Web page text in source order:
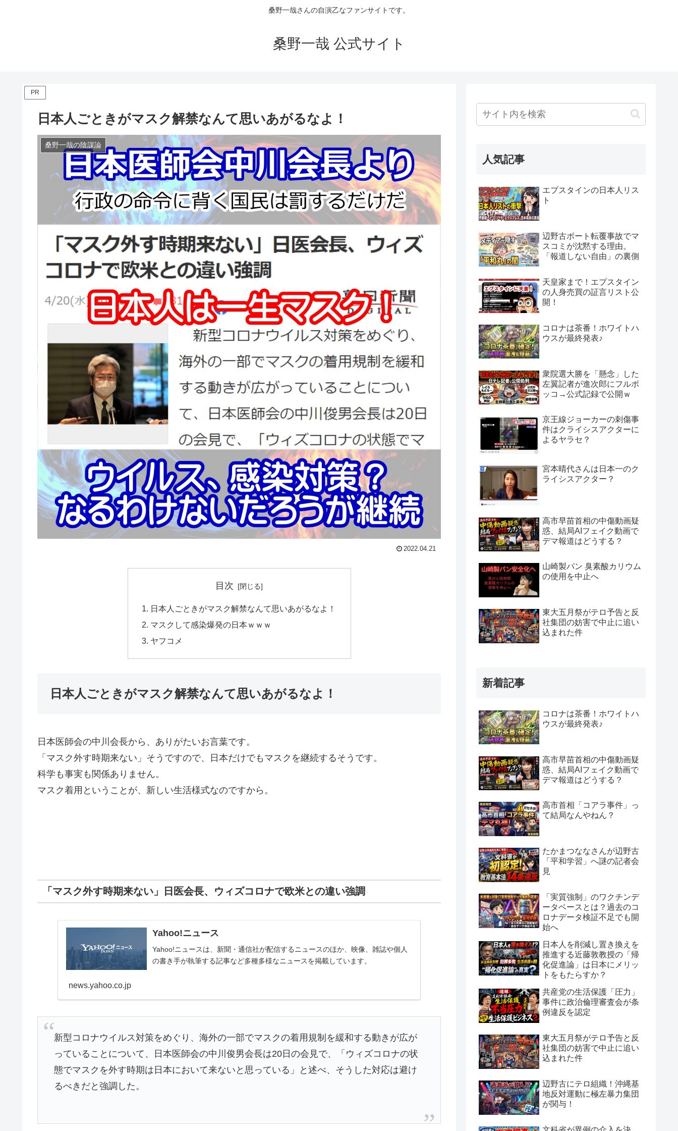
桑野一哉さんの自演乙なファンサイトです。
桑野一哉 公式サイト
PR
日本人ごときがマスク解禁なんて思いあがるなよ！
桑野一哉の陰謀論
2022.04.21
目次
日本人ごときがマスク解禁なんて思いあがるなよ！
マスクして感染爆発の日本ｗｗｗ
ヤフコメ
日本人ごときがマスク解禁なんて思いあがるなよ！
日本医師会の中川会長から、ありがたいお言葉です。
「マスク外す時期来ない」そうですので、日本だけでもマスクを継続するそうです。
科学も事実も関係ありません。
マスク着用ということが、新しい生活様式なのですから。
「マスク外す時期来ない」日医会長、ウィズコロナで欧米との違い強調
Yahoo!ニュース
Yahoo!ニュースは、新聞・通信社が配信するニュースのほか、映像、雑誌や個人
の書き手が執筆する記事など多種多様なニュースを掲載しています。
news.yahoo.co.jp
新型コロナウイルス対策をめぐり、海外の一部でマスクの着用規制を緩和する動きが広が
っていることについて、日本医師会の中川俊男会長は20日の会見で、「ウィズコロナの状
態でマスクを外す時期は日本において来ないと思っている」と述べ、そうした対応は避け
るべきだと強調した。
人気記事
エプスタインの日本人リス
ト
辺野古ボート転覆事故でマ
スコミが沈黙する理由。
「報道しない自由」の裏側
天皇家まで！エプスタイン
の人身売買の証言リスト公
開！
コロナは茶番！ホワイトハ
ウスが最終発表♪
衆院選大勝を「懸念」した
左翼記者が進次郎にフルボ
ッコ→公式記録で公開ｗ
京王線ジョーカーの刺傷事
件はクライシスアクターに
よるヤラセ？
宮本晴代さんは日本一のク
ライシスアクター？
高市早苗首相の中傷動画疑
惑、結局AIフェイク動画で
デマ報道はどうする？
山崎製パン 臭素酸カリウム
の使用を中止へ
東大五月祭がテロ予告と反
社集団の妨害で中止に追い
込まれた件
新着記事
コロナは茶番！ホワイトハ
ウスが最終発表♪
高市早苗首相の中傷動画疑
惑、結局AIフェイク動画で
デマ報道はどうする？
高市首相「コアラ事件」っ
て結局なんやねん？
たかまつななさんが辺野古
「平和学習」へ謎の記者会
見
「実質強制」のワクチンデ
ータベースとは？過去のコ
ロナデータ検証不足でも開
始へ
日本人を削減し置き換えを
推進する近藤敦教授の「帰
化促進論」は日本にメリッ
トをもたらすか？
共産党の生活保護「圧力」
事件に政治倫理審査会が条
例違反を認定
東大五月祭がテロ予告と反
社集団の妨害で中止に追い
込まれた件
辺野古にテロ組織！沖縄基
地反対運動に極左暴力集団
が関与！